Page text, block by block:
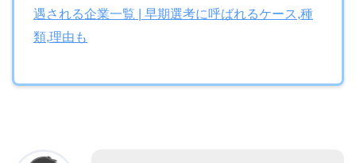
遇される企業一覧 | 早期選考に呼ばれるケース,種
類,理由も